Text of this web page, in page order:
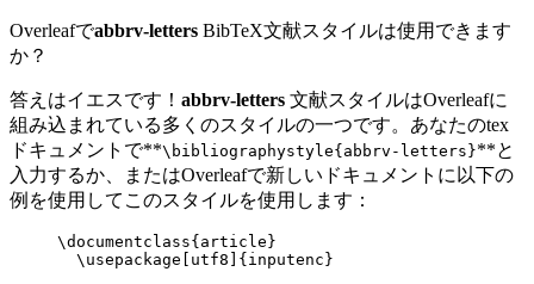
Overleafでabbrv-letters BibTeX文献スタイルは使用できます
か？
答えはイエスです！ abbrv-letters 文献スタイルはOverleafに
組み込まれている多くのスタイルの一つです。あなたのtex
ドキュメントで**\bibliographystyle{abbrv-letters}**と
入力するか、またはOverleafで新しいドキュメントに以下の
例を使用してこのスタイルを使用します：
\documentclass{ article }
\usepackage
utf8 ]{ inputenc }